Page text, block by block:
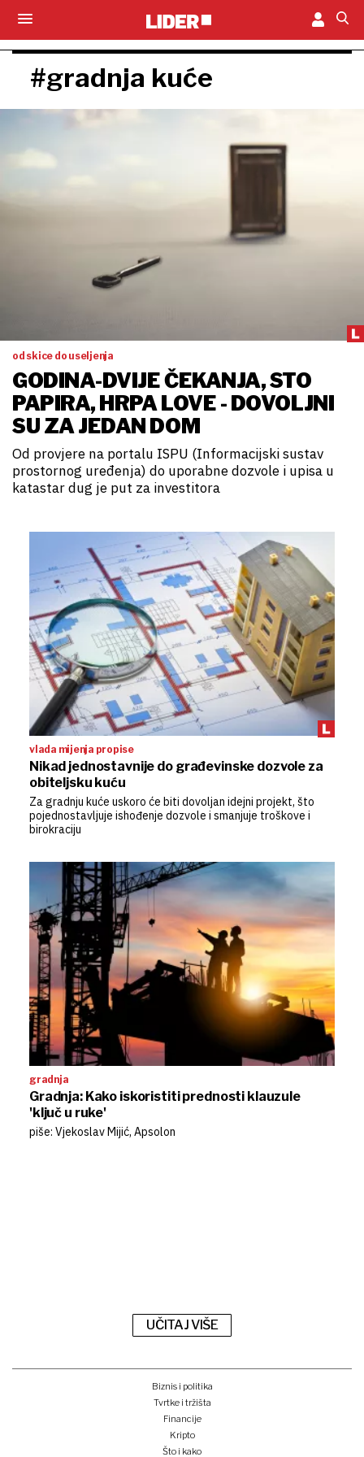
#gradnja kuće
od skice do useljenja
GODINA-DVIJE ČEKANJA, STO
PAPIRA, HRPA LOVE - DOVOLJNI
SU ZA JEDAN DOM
Od provjere na portalu ISPU (Informacijski sustav
prostornog uređenja) do uporabne dozvole i upisa u
katastar dug je put za investitora
vlada mijenja propise
Nikad jednostavnije do građevinske dozvole za
obiteljsku kuću
Za gradnju kuće uskoro će biti dovoljan idejni projekt, što
pojednostavljuje ishođenje dozvole i smanjuje troškove i
birokraciju
gradnja
Gradnja: Kako iskoristiti prednosti klauzule
'ključ u ruke'
piše: Vjekoslav Mijić, Apsolon
UČITAJ VIŠE
Biznis i politika
Tvrtke i tržišta
Financije
Kripto
Što i kako